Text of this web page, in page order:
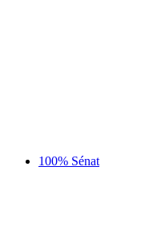
100% Sénat